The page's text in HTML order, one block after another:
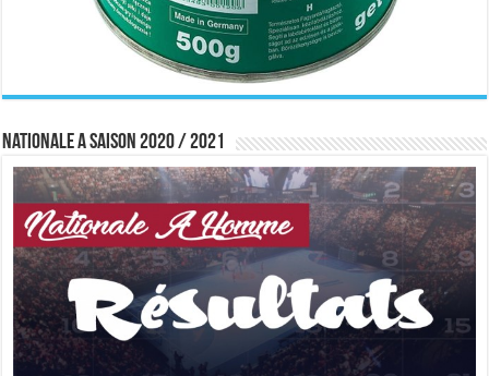
Nationale A saison 2020 / 2021